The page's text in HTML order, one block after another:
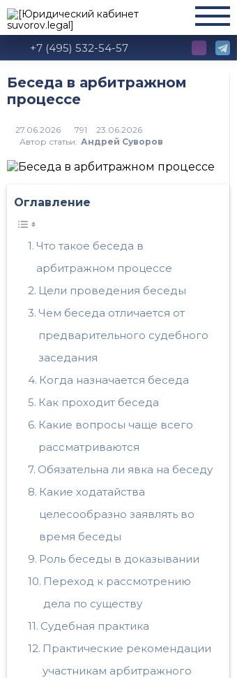
+7 (495) 532-54-57
Беседа в арбитражном
процессе
791
Автор статьи: Андрей Суворов
Оглавление
Что такое беседа в
арбитражном процессе
Цели проведения беседы
Чем беседа отличается от
предварительного судебного
заседания
Когда назначается беседа
Как проходит беседа
Какие вопросы чаще всего
рассматриваются
Обязательна ли явка на беседу
Какие ходатайства
целесообразно заявлять во
время беседы
Роль беседы в доказывании
Переход к рассмотрению
дела по существу
Судебная практика
Практические рекомендации
участникам арбитражного